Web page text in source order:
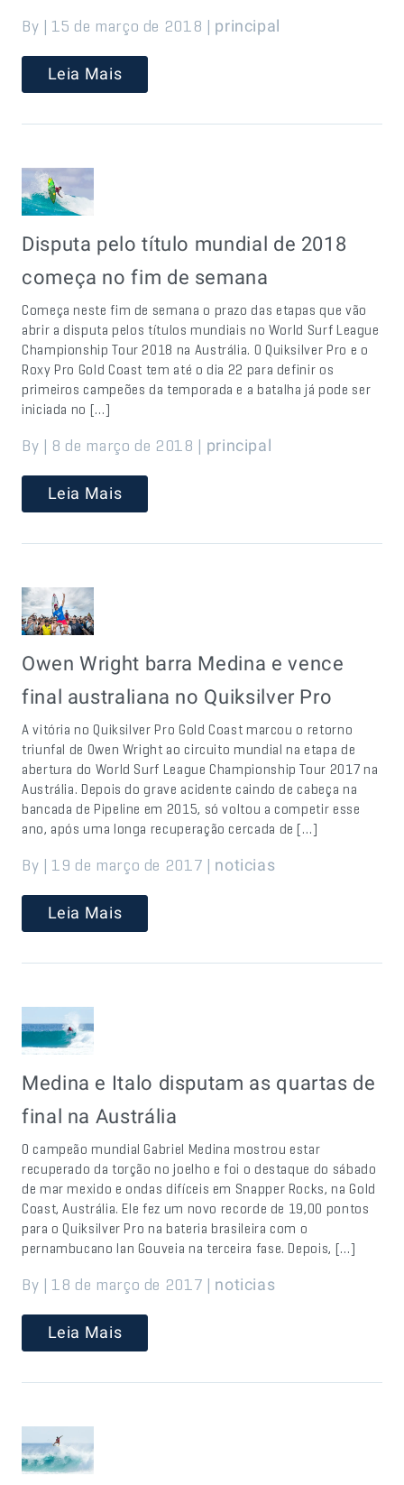
By | 15 de março de 2018 | principal
Leia Mais
Disputa pelo título mundial de 2018
começa no fim de semana
Começa neste fim de semana o prazo das etapas que vão
abrir a disputa pelos títulos mundiais no World Surf League
Championship Tour 2018 na Austrália. O Quiksilver Pro e o
Roxy Pro Gold Coast tem até o dia 22 para definir os
primeiros campeões da temporada e a batalha já pode ser
iniciada no […]
By | 8 de março de 2018 | principal
Leia Mais
Owen Wright barra Medina e vence
final australiana no Quiksilver Pro
A vitória no Quiksilver Pro Gold Coast marcou o retorno
triunfal de Owen Wright ao circuito mundial na etapa de
abertura do World Surf League Championship Tour 2017 na
Austrália. Depois do grave acidente caindo de cabeça na
bancada de Pipeline em 2015, só voltou a competir esse
ano, após uma longa recuperação cercada de […]
By | 19 de março de 2017 | noticias
Leia Mais
Medina e Italo disputam as quartas de
final na Austrália
O campeão mundial Gabriel Medina mostrou estar
recuperado da torção no joelho e foi o destaque do sábado
de mar mexido e ondas difíceis em Snapper Rocks, na Gold
Coast, Austrália. Ele fez um novo recorde de 19,00 pontos
para o Quiksilver Pro na bateria brasileira com o
pernambucano Ian Gouveia na terceira fase. Depois, […]
By | 18 de março de 2017 | noticias
Leia Mais